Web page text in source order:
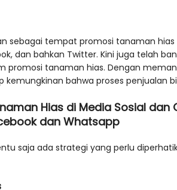
sebagai tempat promosi tanaman
dan bahkan Twitter. Kini juga telah
promosi tanaman hias. Dengan
bahwa proses penjualan
Hias di Media Sosial dan
dan Whatsapp
saja ada strategi yang perlu